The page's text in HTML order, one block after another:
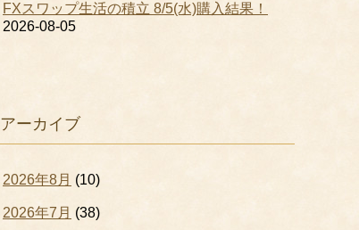
FXスワップ生活の積立 8/5(水)購入結果！
2026-08-05
アーカイブ
2026年8月 (10)
2026年7月 (38)